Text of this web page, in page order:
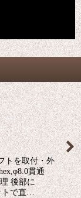
トを取付・外
貫通
後部に
トで直…